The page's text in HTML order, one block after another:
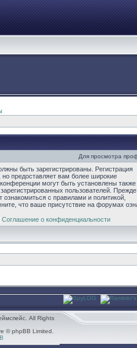
Для просмотра
быть зарегистрированы. Регистрация
но предоставляет вам более широкие
могут быть установлены также
пользователей.
ознакомиться с правилами и политикой,
что ваше присутствие на форумах
Соглашение о конфиденциальности
All Rights
© phpBB Limited.